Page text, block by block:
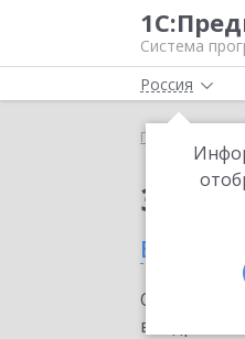
Система
Россия
Главная
в
внедрение